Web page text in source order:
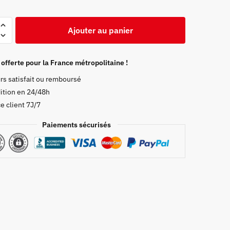
Ajouter au panier
pour la France métropolitaine !
satisfait ou remboursé
en 24/48h
client 7J/7
Paiements sécurisés